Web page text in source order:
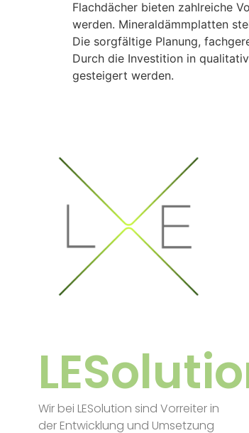
Flachdächer bieten zahlreiche
werden. Mineraldämmplatten
Die sorgfältige Planung,
Durch die Investition in
gesteigert werden.
Wir bei LESolution sind Vorreiter in
der Entwicklung und Umsetzung